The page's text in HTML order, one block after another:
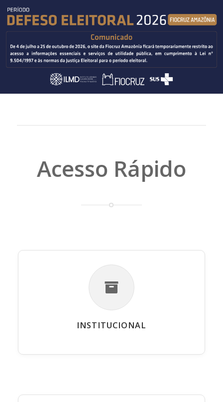
Acesso Rápido
INSTITUCIONAL